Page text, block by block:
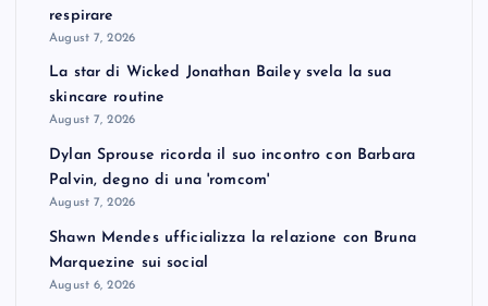
respirare
August 7, 2026
La star di Wicked Jonathan Bailey svela la sua
skincare routine
August 7, 2026
Dylan Sprouse ricorda il suo incontro con Barbara
Palvin, degno di una 'romcom'
August 7, 2026
Shawn Mendes ufficializza la relazione con Bruna
Marquezine sui social
August 6, 2026